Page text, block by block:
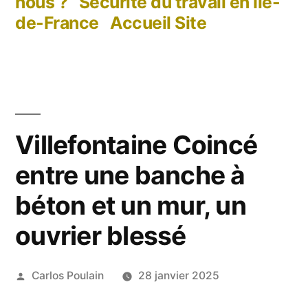
de-France Accueil Site
Villefontaine Coincé
entre une banche à
béton et un mur, un
ouvrier blessé
Publié
Carlos Poulain 28 janvier 2025